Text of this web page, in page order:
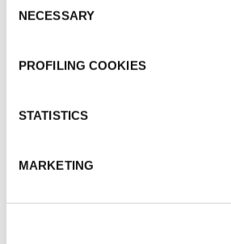
Selection
NECESSARY
PROFILING COOKIES
STATISTICS
MARKETING
CONTACTEZ-NOUS